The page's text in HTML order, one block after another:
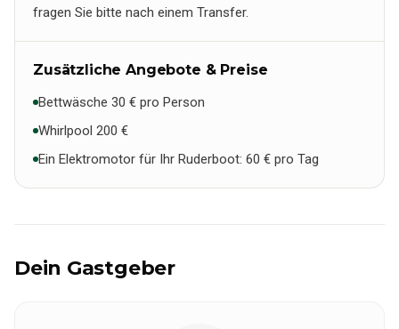
fragen Sie bitte nach einem Transfer.
Zusätzliche Angebote & Preise
Bettwäsche 30 € pro Person
Whirlpool 200 €
Ein Elektromotor für Ihr Ruderboot: 60 € pro Tag
Dein Gastgeber